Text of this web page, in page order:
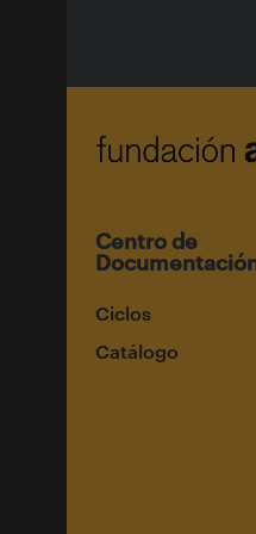
Centro de
Ciclos
Catálogo